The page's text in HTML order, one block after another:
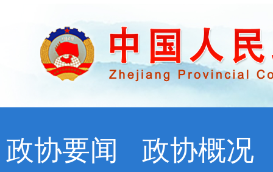
政协要闻 政协概况